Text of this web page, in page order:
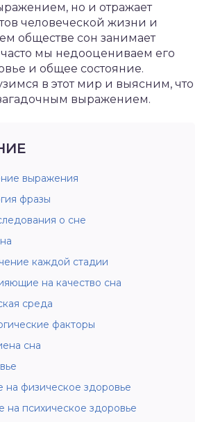
но и отражает
человеческой жизни и
обществе сон занимает
мы недооцениваем его
и общее состояние.
в этот мир и выясним, что
выражением.
выражения
фразы
о сне
каждой стадии
на качество сна
среда
факторы
сна
на физическое здоровье
на психическое здоровье